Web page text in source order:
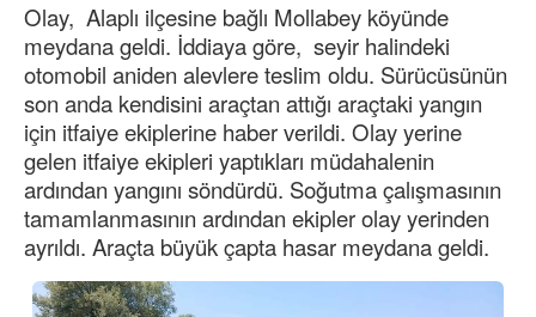
Olay, Alaplı ilçesine bağlı Mollabey köyünde
meydana geldi. İddiaya göre, seyir halindeki
otomobil aniden alevlere teslim oldu. Sürücüsünün
son anda kendisini araçtan attığı araçtaki yangın
için itfaiye ekiplerine haber verildi. Olay yerine
gelen itfaiye ekipleri yaptıkları müdahalenin
ardından yangını söndürdü. Soğutma çalışmasının
tamamlanmasının ardından ekipler olay yerinden
ayrıldı. Araçta büyük çapta hasar meydana geldi.